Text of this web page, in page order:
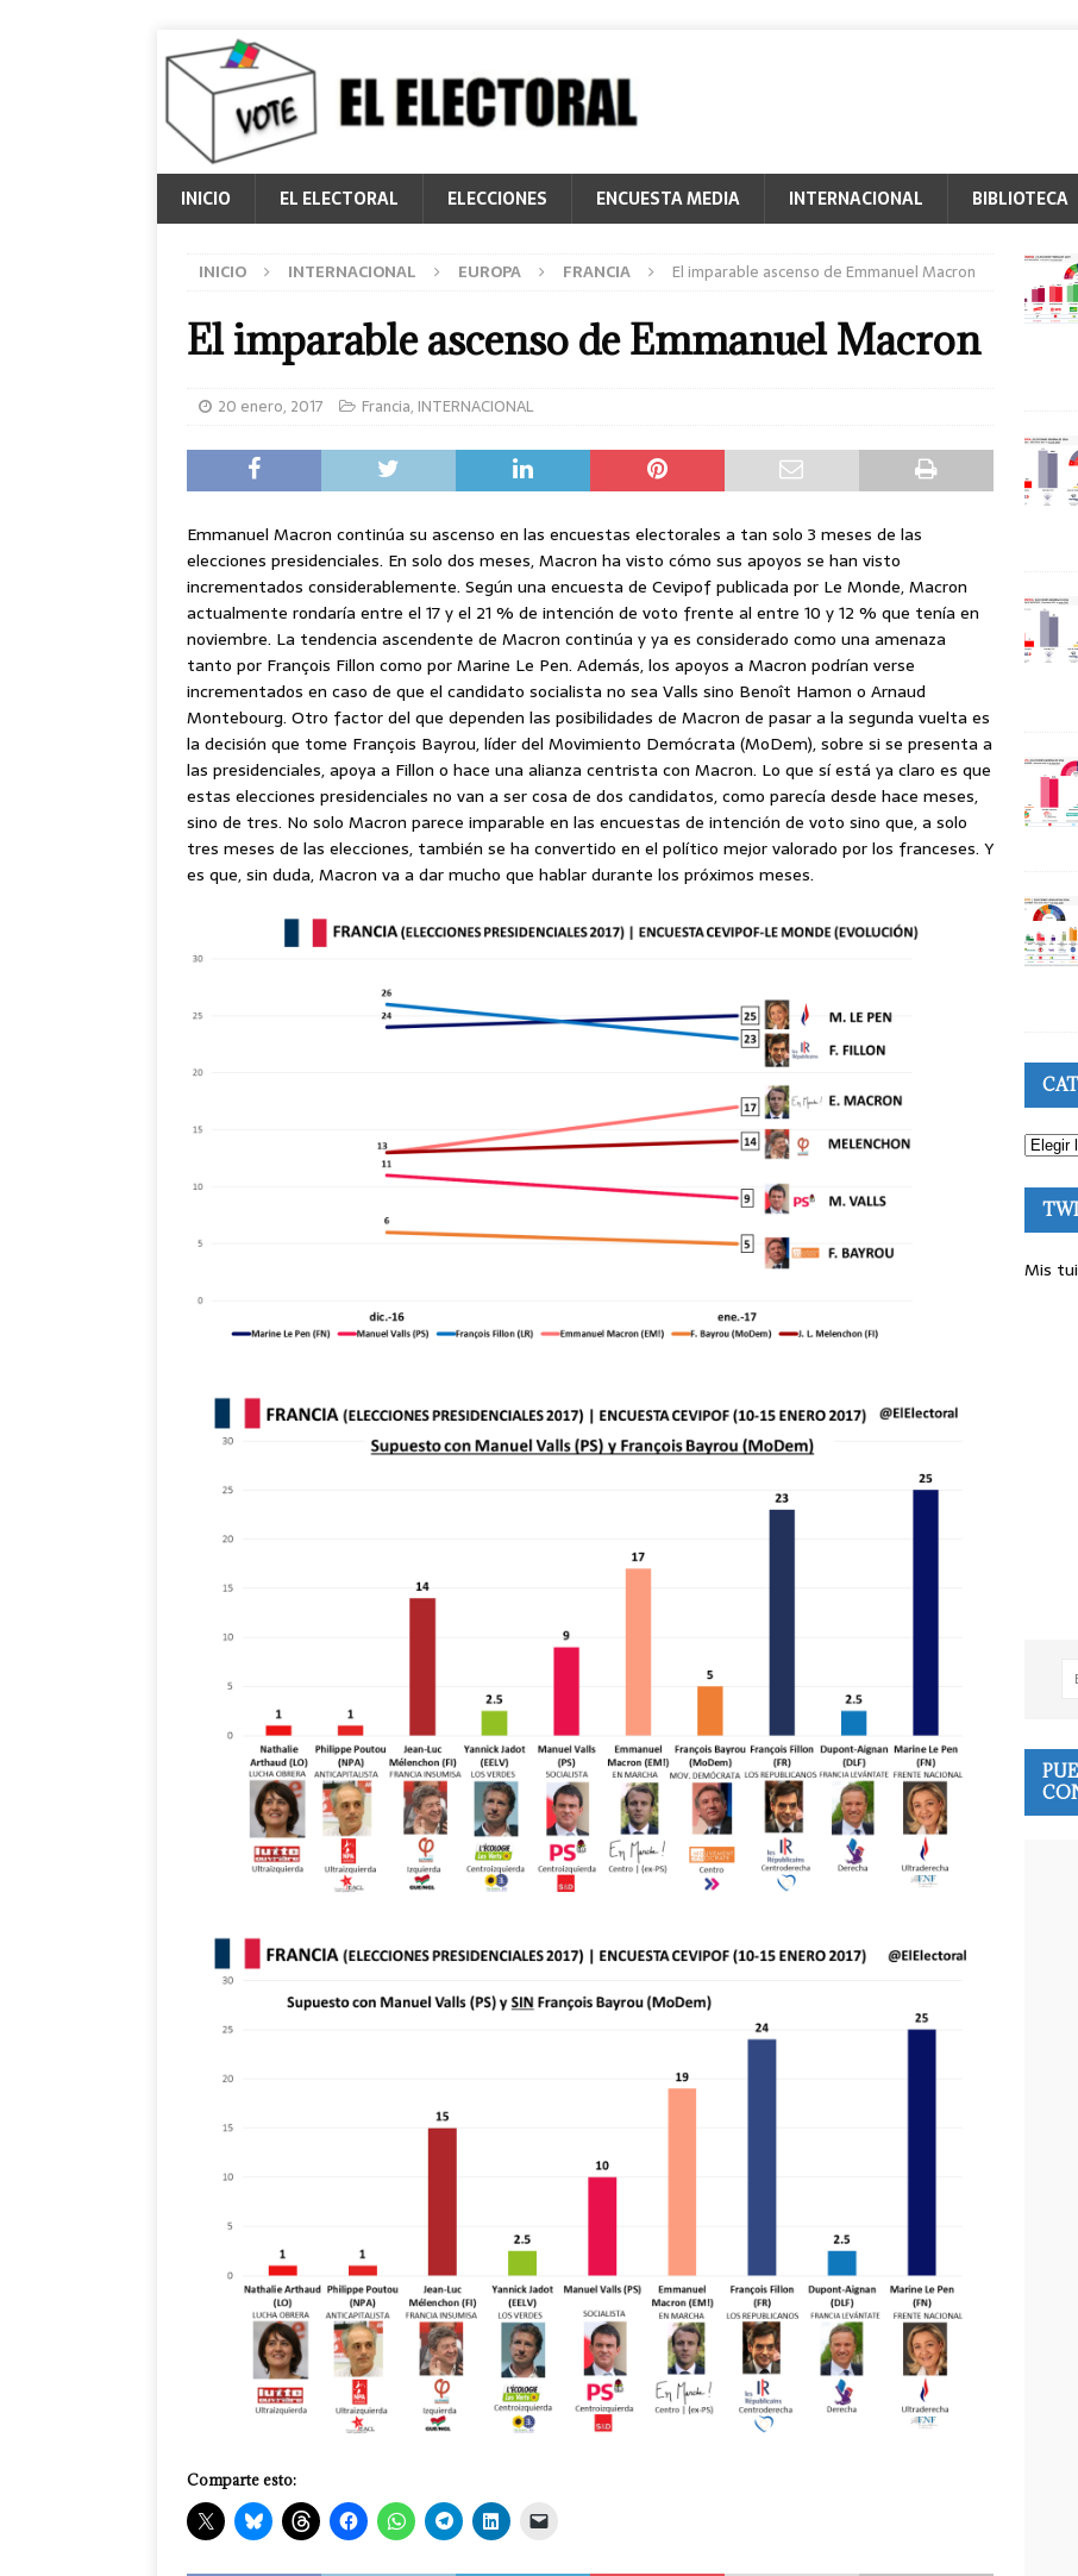
INICIO EL ELECTORAL ELECCIONES ENCUESTA MEDIA INTERNACIONAL BIBLIOTECA
INICIO INTERNACIONAL EUROPA FRANCIA El imparable ascenso de Emmanuel Macron
El imparable ascenso de Emmanuel Macron
20 enero, 2017 Francia, INTERNACIONAL
Emmanuel Macron continúa su ascenso en las encuestas electorales a tan solo 3 meses de las
elecciones presidenciales. En solo dos meses, Macron ha visto cómo sus apoyos se han visto
incrementados considerablemente. Según una encuesta de Cevipof publicada por Le Monde, Macron
actualmente rondaría entre el 17 y el 21 % de intención de voto frente al entre 10 y 12 % que tenía en
noviembre. La tendencia ascendente de Macron continúa y ya es considerado como una amenaza
tanto por François Fillon como por Marine Le Pen. Además, los apoyos a Macron podrían verse
incrementados en caso de que el candidato socialista no sea Valls sino Benoît Hamon o Arnaud
Montebourg. Otro factor del que dependen las posibilidades de Macron de pasar a la segunda vuelta es
la decisión que tome François Bayrou, líder del Movimiento Demócrata (MoDem), sobre si se presenta a
las presidenciales, apoya a Fillon o hace una alianza centrista con Macron. Lo que sí está ya claro es que
estas elecciones presidenciales no van a ser cosa de dos candidatos, como parecía desde hace meses,
sino de tres. No solo Macron parece imparable en las encuestas de intención de voto sino que, a solo
tres meses de las elecciones, también se ha convertido en el político mejor valorado por los franceses. Y
es que, sin duda, Macron va a dar mucho que hablar durante los próximos meses.
Comparte esto:
Mis